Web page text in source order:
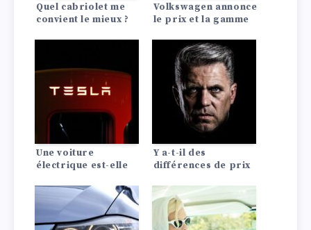
Quel cabriolet me
convient le mieux ?
Volkswagen annonce
le prix et la gamme
2025 et nous donne
un premier aperçu
des nouveaux
intérieurs.
Une voiture
électrique est-elle
comparaison avec
les moteurs à
combustion
Y a-t-il des
différences de prix
entre les Lada?